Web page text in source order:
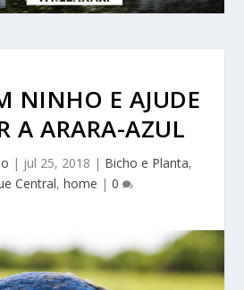
NINHO E AJUDE
A ARARA-AZUL
| jul 25, 2018 | Bicho e Planta,
Central, home | 0